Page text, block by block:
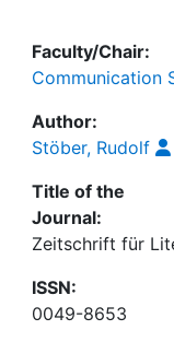
Faculty/Chair:
Communication
Author:
Stöber, Rudolf
Title of the
Journal:
Zeitschrift für
ISSN:
0049-8653